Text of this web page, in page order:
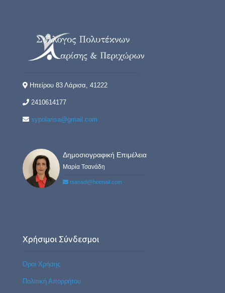
Ηπείρου 83 Λάρισα, 41222
2410614177
sypolarisa@gmail.com
Δημοσιογραφική Επιμέλεια
Μαρία Τσανάδη
tsanadi@hotmail.com
Χρήσιμοι Σύνδεσμοι
Όροι Χρήσης
Πολιτική Απορρήτου